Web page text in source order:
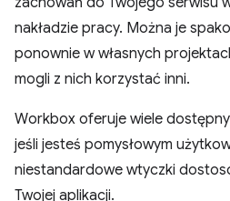
nakładzie pracy. Można je
ponownie w własnych
mogli z nich korzystać inni.
Workbox oferuje wiele
jeśli jesteś pomysłowym
niestandardowe wtyczki
Twojej aplikacji.